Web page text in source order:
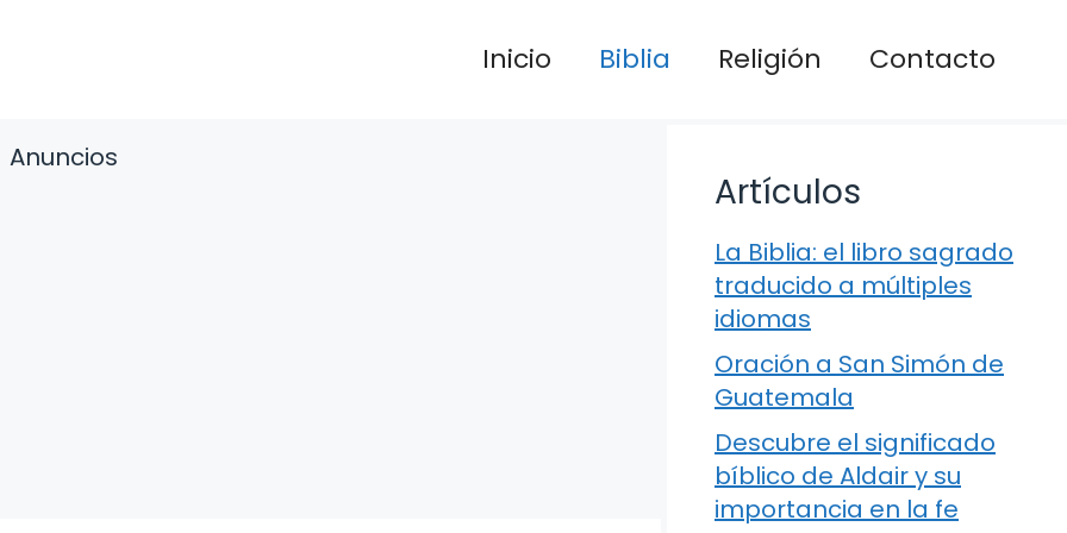
Inicio Biblia Religión Contacto
Anuncios
Artículos
La Biblia: el libro sagrado
traducido a múltiples
idiomas
Oración a San Simón de
Guatemala
Descubre el significado
bíblico de Aldair y su
importancia en la fe